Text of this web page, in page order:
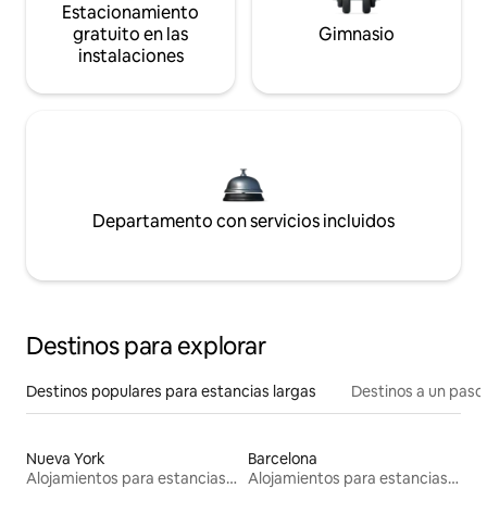
Estacionamiento
gratuito en las
instalaciones
Gimnasio
Departamento con servicios incluidos
Destinos para explorar
Destinos populares para estancias largas Destinos a un
Nueva York
Alojamientos para estancias largas
Barcelona
Alojamientos para estancias largas